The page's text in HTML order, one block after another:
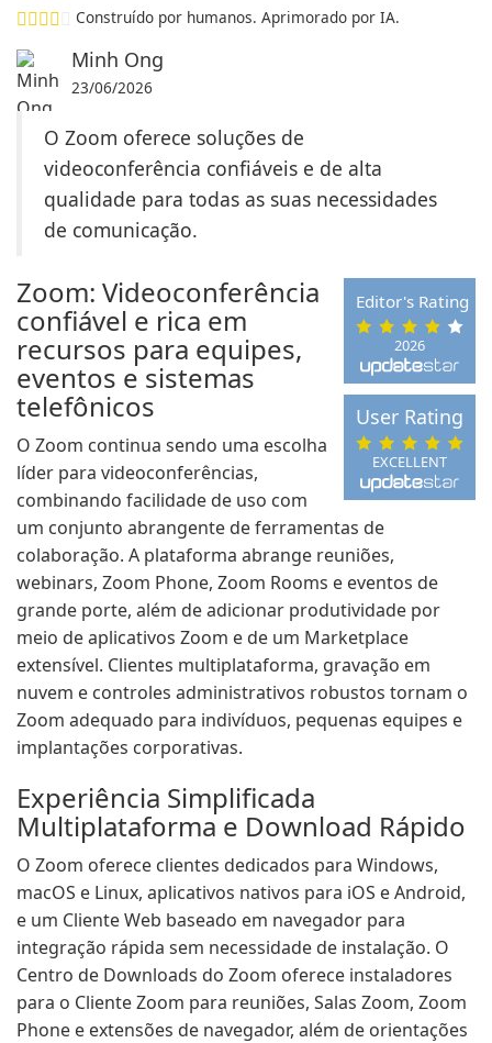
Construído por humanos. Aprimorado por IA.
Minh Ong
23/06/2026
O Zoom oferece soluções de
videoconferência confiáveis e de alta
qualidade para todas as suas necessidades
de comunicação.
2026
Editor's Rating
EXCELLENT
User Rating
Zoom: Videoconferência
confiável e rica em
recursos para equipes,
eventos e sistemas
telefônicos
O Zoom continua sendo uma escolha
líder para videoconferências,
combinando facilidade de uso com
um conjunto abrangente de ferramentas de
colaboração. A plataforma abrange reuniões,
webinars, Zoom Phone, Zoom Rooms e eventos de
grande porte, além de adicionar produtividade por
meio de aplicativos Zoom e de um Marketplace
extensível. Clientes multiplataforma, gravação em
nuvem e controles administrativos robustos tornam o
Zoom adequado para indivíduos, pequenas equipes e
implantações corporativas.
Experiência Simplificada
Multiplataforma e Download Rápido
O Zoom oferece clientes dedicados para Windows,
macOS e Linux, aplicativos nativos para iOS e Android,
e um Cliente Web baseado em navegador para
integração rápida sem necessidade de instalação. O
Centro de Downloads do Zoom oferece instaladores
para o Cliente Zoom para reuniões, Salas Zoom, Zoom
Phone e extensões de navegador, além de orientações